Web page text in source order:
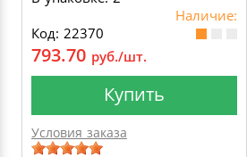
Наличие:
Код: 22370
793.70 руб./шт.
Купить
Условия заказа